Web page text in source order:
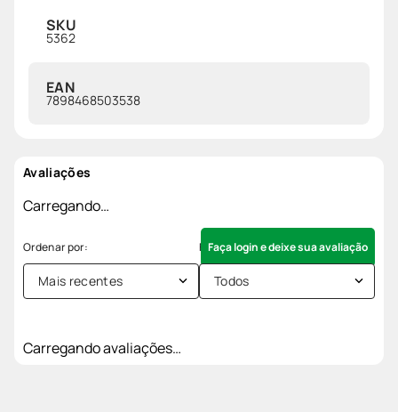
SKU
5362
EAN
7898468503538
Avaliações
Carregando…
Faça login e deixe sua avaliação
Mais recentes Todos
Carregando avaliações…